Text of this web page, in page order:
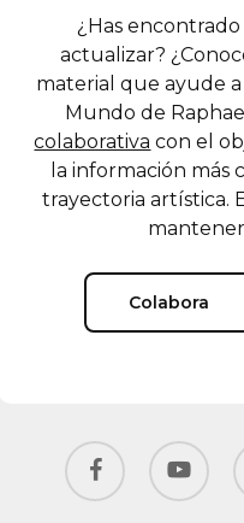
¿Has
actualizar?
material que ayude
Mundo de
colaborativa con el
la información más
trayectoria artística.
Colabora
facebook youtube